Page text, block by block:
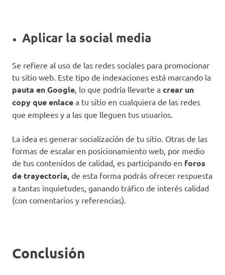
Aplicar la social media
Se refiere al uso de las redes sociales para promocionar
tu sitio web. Este tipo de indexaciones está marcando la
pauta en Google , lo que podría llevarte a crear un
copy que enlace a tu sitio en cualquiera de las redes
que emplees y a las que lleguen tus usuarios.
La idea es generar socialización de tu sitio. Otras de las
formas de escalar en posicionamiento web, por medio
de tus contenidos de calidad, es participando en foros
de trayectoria, de esta forma podrás ofrecer respuesta
a tantas inquietudes, ganando tráfico de interés calidad
(con comentarios y referencias).
Conclusión